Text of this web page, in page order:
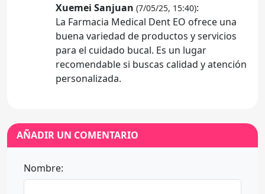
Xuemei Sanjuan (7/05/25, 15:40):
La Farmacia Medical Dent EO ofrece una
buena variedad de productos y servicios
para el cuidado bucal. Es un lugar
recomendable si buscas calidad y atención
personalizada.
AÑADIR UN COMENTARIO
Nombre: